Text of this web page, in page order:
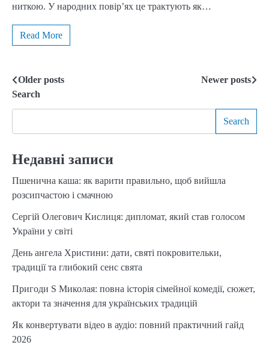
ниткою. У народних повір’ях це трактують як…
Read More
Posts
Older posts
Newer posts
Search
Search
Недавні записи
Пшенична каша: як варити правильно, щоб вийшла
розсипчастою і смачною
Сергій Олегович Кислиця: дипломат, який став голосом
України у світі
День ангела Христини: дати, святі покровительки,
традиції та глибокий сенс свята
Пригоди S Миколая: повна історія сімейної комедії, сюжет,
актори та значення для українських традицій
Як конвертувати відео в аудіо: повний практичний гайд
2026